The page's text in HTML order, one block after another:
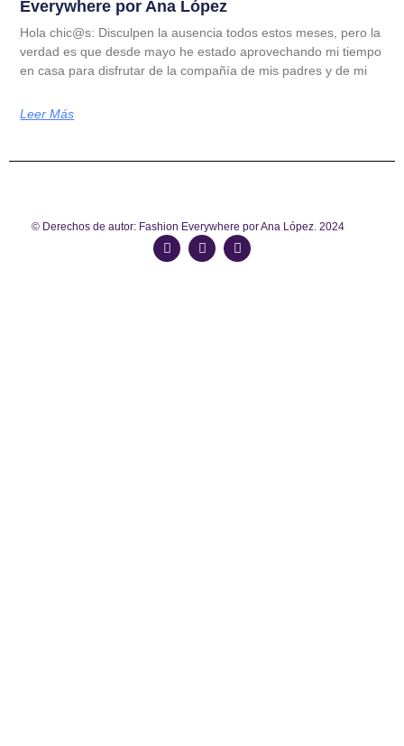
Everywhere por Ana López
Hola chic@s: Disculpen la ausencia todos estos meses, pero la
verdad es que desde mayo he estado aprovechando mi tiempo
en casa para disfrutar de la compañía de mis padres y de mi
Leer Más
© Derechos de autor: Fashion Everywhere por Ana López. 2024